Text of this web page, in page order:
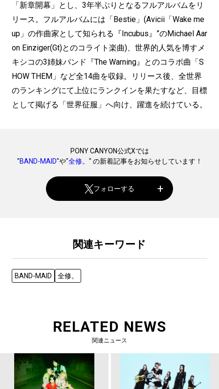
「新章開幕」とし、3年半ぶりとなるフルアルバムをリ
リース。フルアルバムには「Bestie」(Avicii「Wake me
up」の作曲家として知られる『Incubus』”のMichael Aar
on Einziger(Gt)とのコライト楽曲)、世界的人気を博すメ
キシコの3姉妹バンド『The Warning』とのコラボ曲「S
HOW THEM」など全14曲を収録。リリース後、全世界
のランキングにて上位にランクインを果たすなど、目標
として掲げる「世界征服」へ向け、躍進を続けている。
PONY CANYON公式Xでは
"BAND-MAID"や"全修。 " の新着記事をお知らせしています！
フォローする
関連キーワード
BAND-MAID 全修。
RELATED NEWS
関連ニュース